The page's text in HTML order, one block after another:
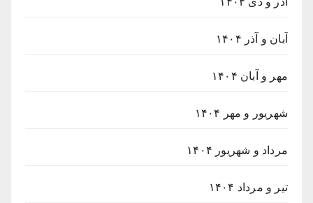
آبان و آذر ۱۴۰۴
مهر و آبان ۱۴۰۴
شهریور و مهر ۱۴۰۴
مرداد و شهریور ۱۴۰۴
تیر و مرداد ۱۴۰۴